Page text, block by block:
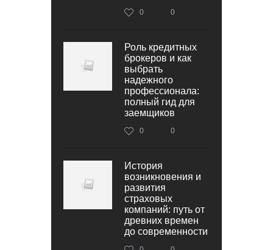
0 0
Роль кредитных
брокеров и как
выбрать
надежного
профессионала:
полный гид для
заемщиков
0 0
История
возникновения и
развития
страховых
компаний: путь от
древних времен
до современности